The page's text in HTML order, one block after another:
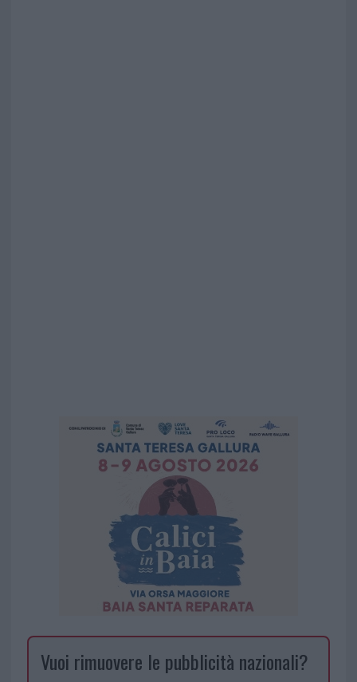
Vuoi rimuovere le pubblicità nazionali?